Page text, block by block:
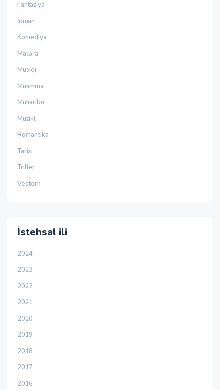
Fantaziya
İdman
Komediya
Macəra
Musiqi
Müəmma
Müharibə
Müzikl
Romantika
Tarixi
Triller
Vestern
İstehsal ili
2024
2023
2022
2021
2020
2019
2018
2017
2016